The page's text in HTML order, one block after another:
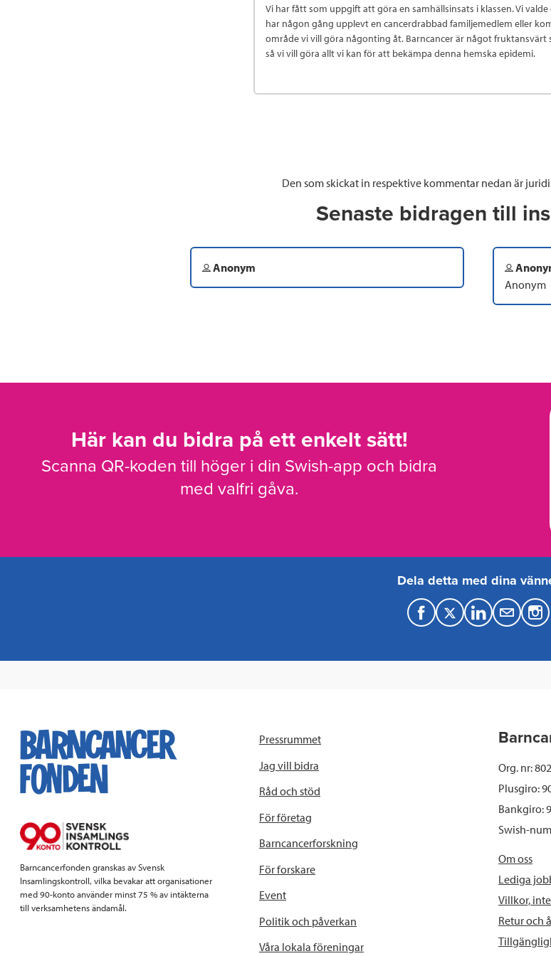
Vi har fått som uppgift att göra en samhällsinsats i klassen. Vi
har någon gång upplevt en cancerdrabbad familjemedlem eller
område vi vill göra någonting åt. Barncancer är något
så vi vill göra allt vi kan för att bekämpa denna hemska epidemi.
Den som skickat in respektive kommentar nedan är
Senaste bidragen till
Anonym
Anonym
Här kan du bidra på ett enkelt sätt!
Scanna QR-koden till höger i din Swish-app och bidra
med valfri gåva.
Dela detta med dina
F
T
L
M
Barncancerfonden granskas av Svensk
Insamlingskontroll, vilka bevakar att organisationer
med 90-konto använder minst 75 % av intäkterna
till verksamhetens ändamål.
Pressrummet
Jag vill bidra
Råd och stöd
För företag
Barncancerforskning
För forskare
Event
Politik och påverkan
Våra lokala föreningar
Org. nr:
Plusgiro:
Bankgiro:
Swish-
Om oss
Lediga
Villkor,
Retur och